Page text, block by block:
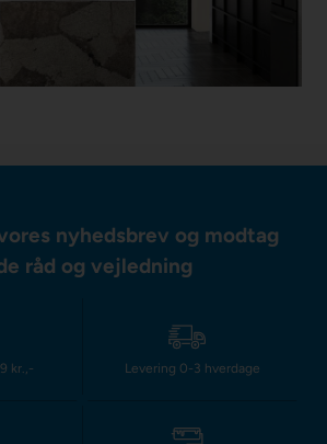
nyhedsbrev og modtag
råd og vejledning
kr.,- Levering 0-3 hverdage